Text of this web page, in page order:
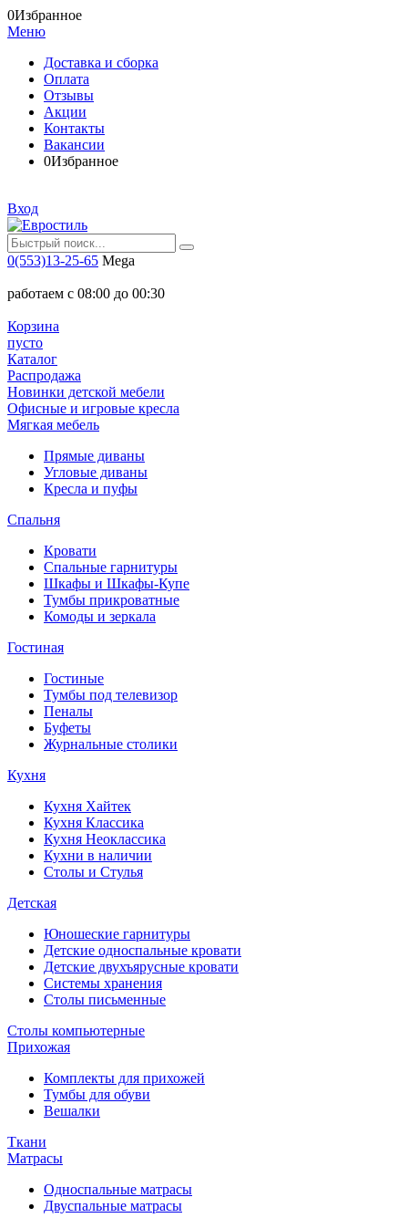
0Избранное
Меню
Доставка и сборка
Оплата
Отзывы
Акции
Контакты
Вакансии
0Избранное
Вход
0(553)13-25-65 Mega
работаем с 08:00 до 00:30
Корзина
пусто
Каталог
Распродажа
Новинки детской мебели
Офисные и игровые кресла
Мягкая мебель
Прямые диваны
Угловые диваны
Кресла и пуфы
Спальня
Кровати
Спальные гарнитуры
Шкафы и Шкафы-Купе
Тумбы прикроватные
Комоды и зеркала
Гостиная
Гостиные
Тумбы под телевизор
Пеналы
Буфеты
Журнальные столики
Кухня
Кухня Хайтек
Кухня Классика
Кухня Неоклассика
Кухни в наличии
Столы и Стулья
Детская
Юношеские гарнитуры
Детские односпальные кровати
Детские двухъярусные кровати
Системы хранения
Столы письменные
Столы компьютерные
Прихожая
Комплекты для прихожей
Тумбы для обуви
Вешалки
Ткани
Матрасы
Односпальные матрасы
Двуспальные матрасы